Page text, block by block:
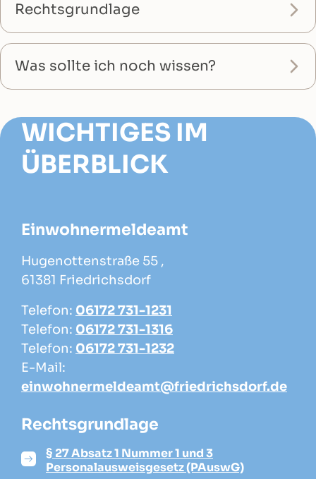
Rechtsgrundlage
Was sollte ich noch wissen?
WICHTIGES IM
ÜBERBLICK
Einwohnermeldeamt
Hugenottenstraße 55 ,
61381 Friedrichsdorf
Telefon: 06172 731-1231
Telefon: 06172 731-1316
Telefon: 06172 731-1232
E-Mail:
einwohnermeldeamt@friedrichsdorf.de
Rechtsgrundlage
§ 27 Absatz 1 Nummer 1 und 3
Personalausweisgesetz (PAuswG)